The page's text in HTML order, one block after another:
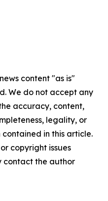
content "as is"
We do not accept any
accuracy, content,
legality, or
in this article.
copyright issues
contact the author